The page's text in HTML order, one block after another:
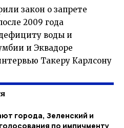
закон о запрете
2009 года
дефициту воды и
и Эквадоре
Такеру Карлсону
города, Зеленский и
по импичменту